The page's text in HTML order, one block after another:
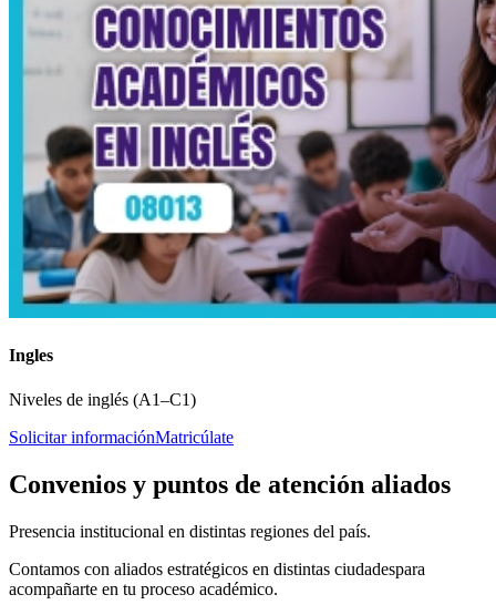
Ingles
Niveles de inglés (A1–C1)
Solicitar informaciónMatricúlate
Convenios y puntos de atención aliados
Presencia institucional en distintas regiones del país.
Contamos con aliados estratégicos en distintas ciudadespara
acompañarte en tu proceso académico.